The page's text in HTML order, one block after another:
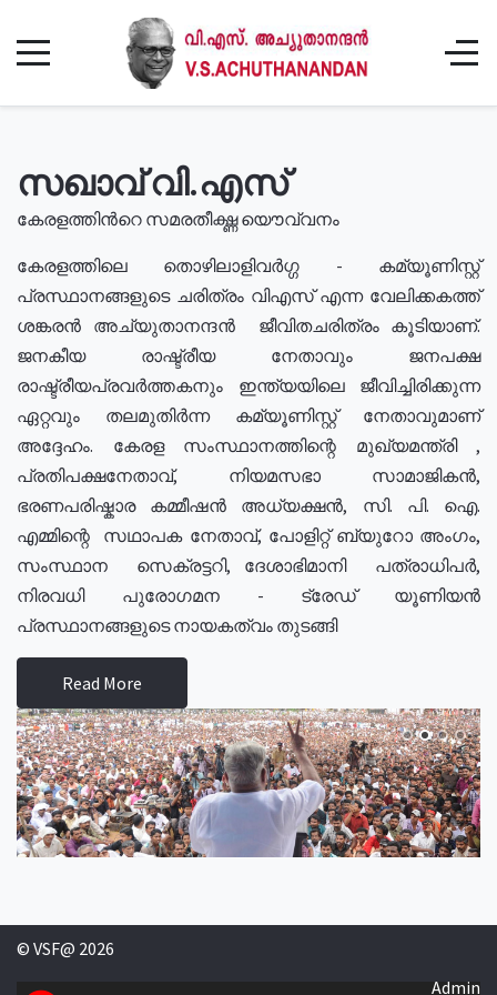
സഖാവ് വി.എസ്
കേരളത്തിൻറെ സമരതീക്ഷ്ണ യൌവ്വനം
കേരളത്തിലെ തൊഴിലാളിവർഗ്ഗ - കമ്യൂണിസ്റ്റ്
പ്രസ്ഥാനങ്ങളുടെ ചരിത്രം വിഎസ് എന്ന വേലിക്കകത്ത്
ശങ്കരൻ അച്യുതാനന്ദൻ ജീവിതചരിത്രം കൂടിയാണ്.
ജനകീയ രാഷ്ട്രീയ നേതാവും ജനപക്ഷ
രാഷ്ട്രീയപ്രവർത്തകനും ഇന്ത്യയിലെ ജീവിച്ചിരിക്കുന്ന
ഏറ്റവും തലമുതിർന്ന കമ്യൂണിസ്റ്റ് നേതാവുമാണ്
അദ്ദേഹം. കേരള സംസ്ഥാനത്തിന്റെ മുഖ്യമന്ത്രി ,
പ്രതിപക്ഷനേതാവ്, നിയമസഭാ സാമാജികൻ,
ഭരണപരിഷ്കാര കമ്മീഷൻ അധ്യക്ഷൻ, സി. പി. ഐ.
എമ്മിന്റെ സഥാപക നേതാവ്, പോളിറ്റ് ബ്യുറോ അംഗം,
സംസ്ഥാന സെക്രട്ടറി, ദേശാഭിമാനി പത്രാധിപർ,
നിരവധി പുരോഗമന - ട്രേഡ് യൂണിയൻ
പ്രസ്ഥാനങ്ങളുടെ നായകത്വം തുടങ്ങി
Read More
© VSF@ 2026
Admin